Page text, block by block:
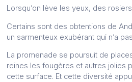
Lorsqu’on lève les yeux, des
Certains sont des obtentions de
un sarmenteux exubérant qui n’a
La promenade se poursuit de
reines les fougères et autres jolies
cette surface. Et cette diversité